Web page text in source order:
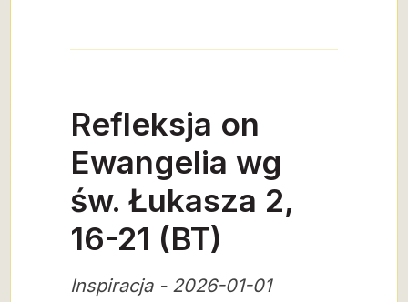
Refleksja on
Ewangelia wg
św. Łukasza 2,
16-21 (BT)
Inspiracja - 2026-01-01